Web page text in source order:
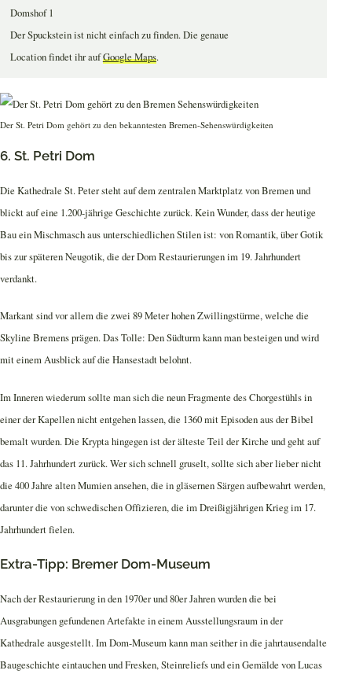
Domshof 1
Der Spuckstein ist nicht einfach zu finden. Die genaue
Location findet ihr aufGoogle Maps.
Der St. Petri Dom gehört zu den bekanntesten Bremen-Sehenswürdigkeiten
6. St. Petri Dom
Die Kathedrale St. Peter steht auf dem zentralen Marktplatz von Bremen und
blickt auf eine 1.200-jährige Geschichte zurück. Kein Wunder, dass der heutige
Bau ein Mischmasch aus unterschiedlichen Stilen ist: von Romantik, über Gotik
bis zur späteren Neugotik, die der Dom Restaurierungen im 19. Jahrhundert
verdankt.
Markant sind vor allem die zwei 89 Meter hohen Zwillingstürme, welche die
Skyline Bremens prägen. Das Tolle: Den Südturm kann man besteigen und wird
mit einem Ausblick auf die Hansestadt belohnt.
Im Inneren wiederum sollte man sich die neun Fragmente des Chorgestühls in
einer der Kapellen nicht entgehen lassen, die 1360 mit Episoden aus der Bibel
bemalt wurden. Die Krypta hingegen ist der älteste Teil der Kirche und geht auf
das 11. Jahrhundert zurück. Wer sich schnell gruselt, sollte sich aber lieber nicht
die 400 Jahre alten Mumien ansehen, die in gläsernen Särgen aufbewahrt werden,
darunter die von schwedischen Offizieren, die im Dreißigjährigen Krieg im 17.
Jahrhundert fielen.
Extra-Tipp: Bremer Dom-Museum
Nach der Restaurierung in den 1970er und 80er Jahren wurden die bei
Ausgrabungen gefundenen Artefakte in einem Ausstellungsraum in der
Kathedrale ausgestellt. Im Dom-Museum kann man seither in die jahrtausendalte
Baugeschichte eintauchen und Fresken, Steinreliefs und ein Gemälde von Lucas